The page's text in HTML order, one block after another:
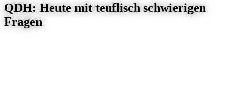
QDH: Heute mit teuflisch schwierigen
Fragen